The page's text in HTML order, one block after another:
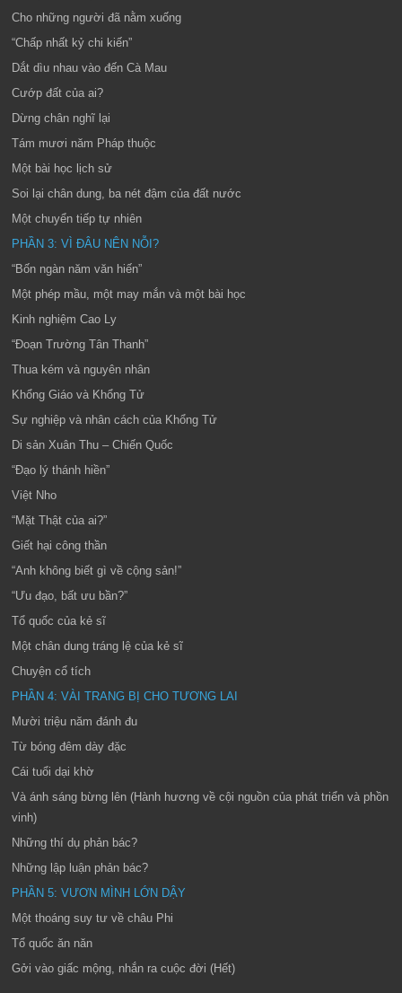
Cho những người đã nằm xuống
“Chấp nhất kỷ chi kiến”
Dắt dìu nhau vào đến Cà Mau
Cướp đất của ai?
Dừng chân nghĩ lại
Tám mươi năm Pháp thuộc
Một bài học lịch sử
Soi lại chân dung, ba nét đậm của đất nước
Một chuyển tiếp tự nhiên
PHẦN 3: VÌ ĐÂU NÊN NỖI?
“Bốn ngàn năm văn hiến”
Một phép mầu, một may mắn và một bài học
Kinh nghiệm Cao Ly
“Đoạn Trường Tân Thanh”
Thua kém và nguyên nhân
Khổng Giáo và Khổng Tử
Sự nghiệp và nhân cách của Khổng Tử
Di sản Xuân Thu – Chiến Quốc
“Đạo lý thánh hiền”
Việt Nho
“Mặt Thật của ai?”
Giết hại công thần
“Anh không biết gì về cộng sản!”
“Ưu đạo, bất ưu bần?”
Tổ quốc của kẻ sĩ
Một chân dung tráng lệ của kẻ sĩ
Chuyện cổ tích
PHẦN 4: VÀI TRANG BỊ CHO TƯƠNG LAI
Mười triệu năm đánh đu
Từ bóng đêm dày đặc
Cái tuổi dại khờ
Và ánh sáng bừng lên (Hành hương về cội nguồn của phát triển và phồn
vinh)
Những thí dụ phản bác?
Những lập luận phản bác?
PHẦN 5: VƯƠN MÌNH LỚN DẬY
Một thoáng suy tư về châu Phi
Tổ quốc ăn năn
Gởi vào giấc mộng, nhắn ra cuộc đời (Hết)